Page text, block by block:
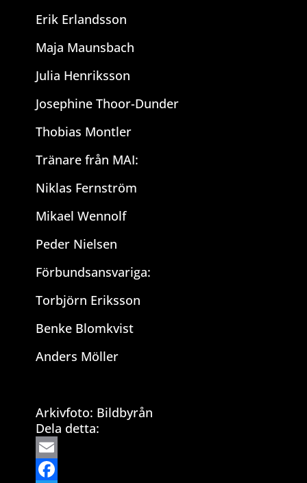
Erik Erlandsson
Maja Maunsbach
Julia Henriksson
Josephine Thoor-Dunder
Thobias Montler
Tränare från MAI:
Niklas Fernström
Mikael Wennolf
Peder Nielsen
Förbundsansvariga:
Torbjörn Eriksson
Benke Blomkvist
Anders Möller
Arkivfoto: Bildbyrån
Dela detta:
Email